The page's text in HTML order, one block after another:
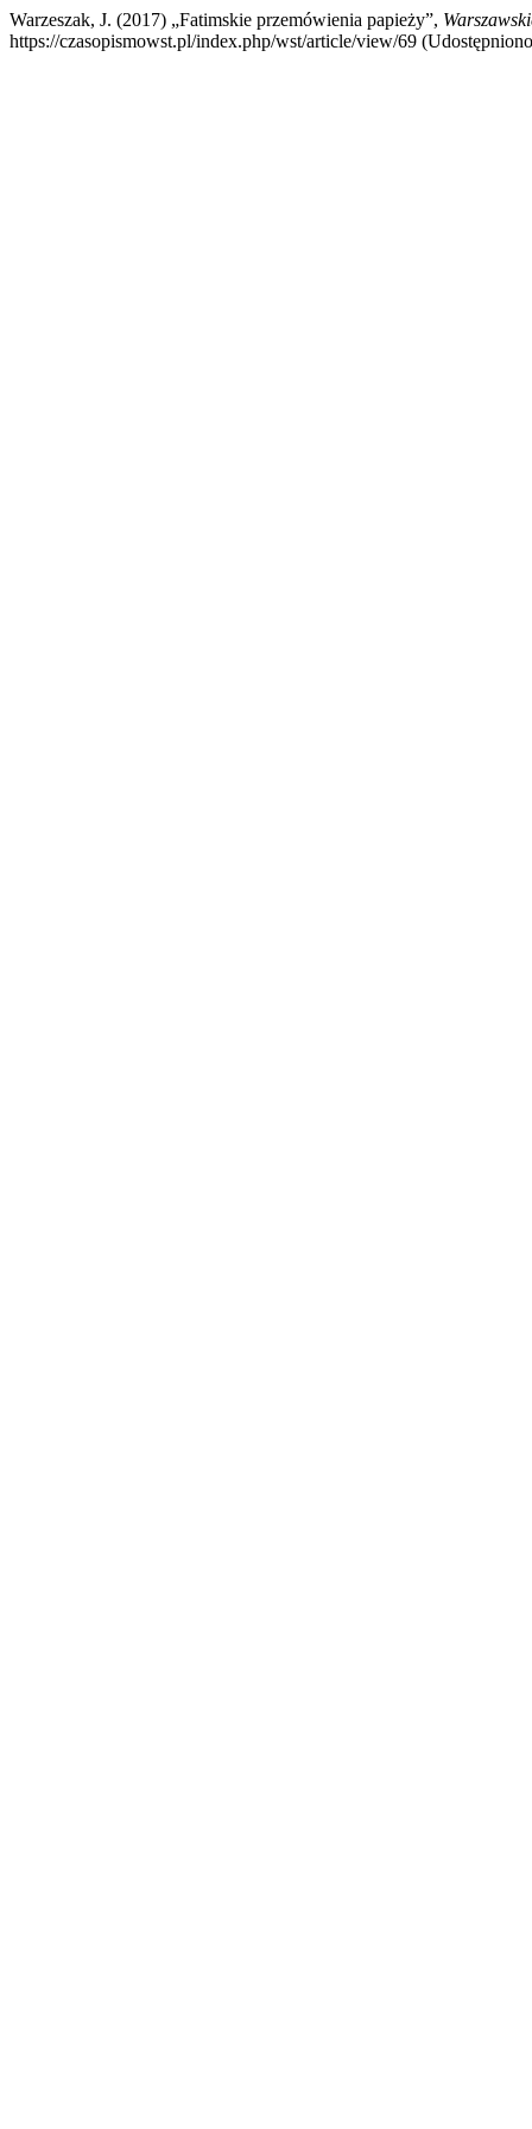
Warzeszak, J. (2017) „Fatimskie przemówienia papieży”,
https://czasopismowst.pl/index.php/wst/article/view/69